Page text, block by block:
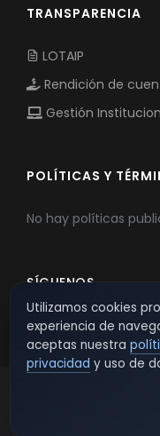
TRANSPARENCIA
LOTAIP
Rendición de
Gestión
POLÍTICAS Y
No hay políticas
SÍGUENOS
© 2026 TSW -
Utilizamos cookies
experiencia de
aceptas nuestra
privacidad y uso de